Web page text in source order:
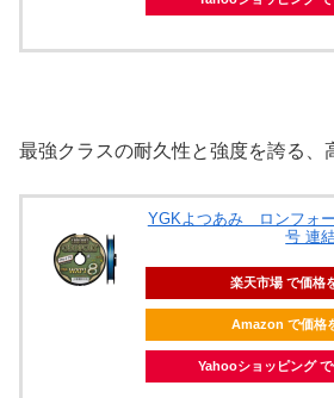
最強クラスの耐久性と強度を誇る、
YGKよつあみ ロンフォ
号 連
楽天市場 で価格
Amazon で価格
Yahooショッピング